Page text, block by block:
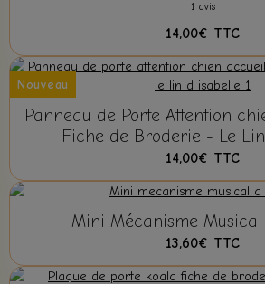
1 avis
14,00€ TTC
Nouveau
Panneau de Porte Attention
Fiche de Broderie - Le
14,00€ TTC
Mini Mécanisme
13,60€ TTC